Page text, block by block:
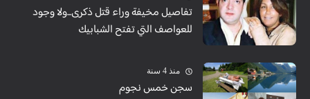
تفاصيل مخيفة وراء قتل ذكرى...ولا وجود
للعواصف التي تفتح الشبابيك
منذ 4 سنة
سجن خمس نجوم